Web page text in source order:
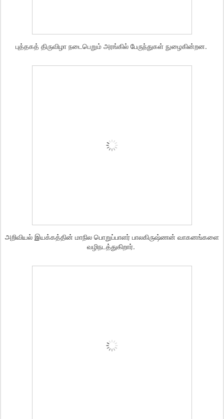
புத்தகத் திருவிழா நடைபெறும் அரங்கில் பேருந்துகள் நுழைகின்றன.
அறிவியல் இயக்கத்தின் மாநில பொறுப்பாளர் பாலகிருஷ்ணன் வாகனங்களை
வழிநடத்துகிறார்.